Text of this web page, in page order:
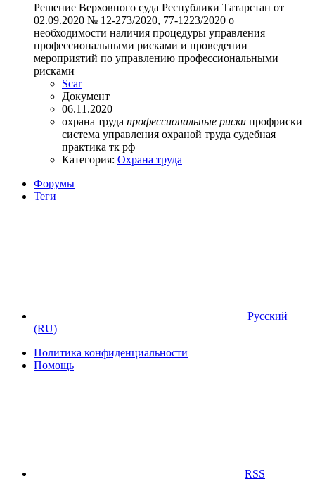
Решение Верховного суда Республики Татарстан от
02.09.2020 № 12-273/2020, 77-1223/2020 о
необходимости наличия процедуры управления
профессиональными рисками и проведении
мероприятий по управлению профессиональными
рисками
Scar
Документ
06.11.2020
охрана труда профессиональные риски профриски
система управления охраной труда судебная
практика тк рф
Категория: Охрана труда
Форумы
Теги
Русский
(RU)
Политика конфиденциальности
Помощь
RSS